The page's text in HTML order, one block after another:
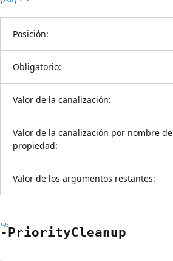
Posición:
Obligatorio:
Valor de la canalización:
Valor de la canalización por nombre de
propiedad:
Valor de los argumentos restantes:
-PriorityCleanup